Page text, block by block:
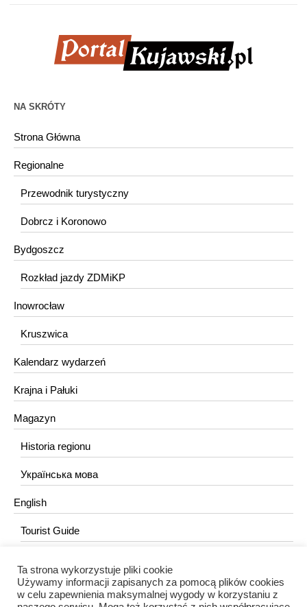
NA SKRÓTY
Strona Główna
Regionalne
Przewodnik turystyczny
Dobrcz i Koronowo
Bydgoszcz
Rozkład jazdy ZDMiKP
Inowrocław
Kruszwica
Kalendarz wydarzeń
Krajna i Pałuki
Magazyn
Historia regionu
Українська мова
English
Tourist Guide
KONTAKT
redakcja@portalkujawski.pl
Ta strona wykorzystuje pliki cookie
Używamy informacji zapisanych za pomocą plików cookies
w celu zapewnienia maksymalnej wygody w korzystaniu z